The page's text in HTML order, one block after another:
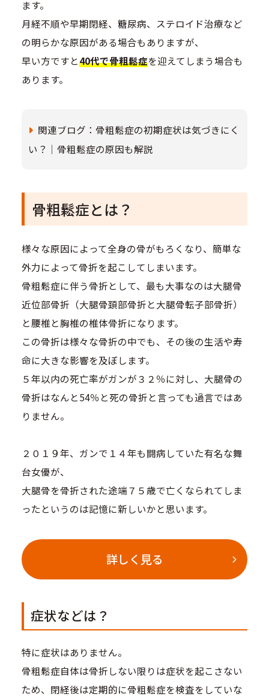
ます。
月経不順や早期閉経、糖尿病、ステロイド治療など
の明らかな原因がある場合もありますが、
早い方ですと40代で骨粗鬆症を迎えてしまう場合も
あります。
関連ブログ：骨粗鬆症の初期症状は気づきにく
い？｜骨粗鬆症の原因も解説
骨粗鬆症とは？
様々な原因によって全身の骨がもろくなり、簡単な
外力によって骨折を起こしてしまいます。
骨粗鬆症に伴う骨折として、最も大事なのは大腿骨
近位部骨折（大腿骨頚部骨折と大腿骨転子部骨折）
と腰椎と胸椎の椎体骨折になります。
この骨折は様々な骨折の中でも、その後の生活や寿
命に大きな影響を及ぼします。
５年以内の死亡率がガンが３２％に対し、大腿骨の
骨折はなんと54％と死の骨折と言っても過言ではあ
りません。
２０１９年、ガンで１４年も闘病していた有名な舞
台女優が、
大腿骨を骨折された途端７５歳で亡くなられてしま
ったというのは記憶に新しいかと思います。
詳しく見る
症状などは？
特に症状はありません。
骨粗鬆症自体は骨折しない限りは症状を起こさない
ため、閉経後は定期的に骨粗鬆症を検査をしていな